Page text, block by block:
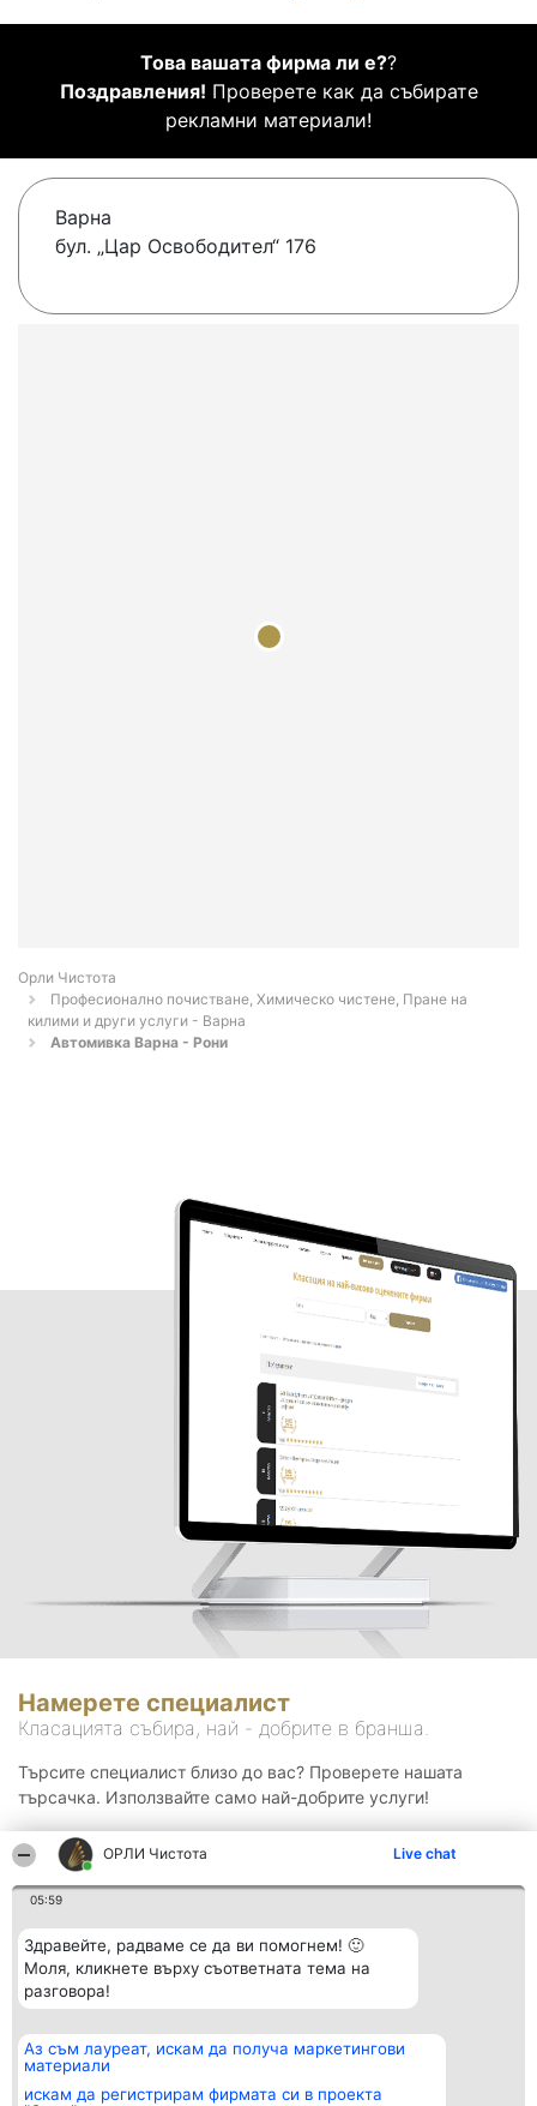
ОРЛИ Чистота Live chat
05:59
Здравейте, радваме се да ви помогнем! 🙂
Моля, кликнете върху съответната тема на
разговора!
Аз съм лауреат, искам да получа маркетингови
материали
искам да регистрирам фирмата си в проекта
Това вашата фирма ли е??
Поздравления! Проверете как да събирате
рекламни материали!
Варна
бул. „Цар Освободител“ 176
Орли Чистота
Професионално почистване, Химическо чистене, Пране на
килими и други услуги - Варна
Автомивка Варна - Рони
Намерете специалист
Класацията събира, най - добрите в бранша.
Търсите специалист близо до вас? Проверете нашата
търсачка. Използвайте само най-добрите услуги!
Организатор на
класиране
BulevardulAleea Timișul De
Класация
всички
Контакти